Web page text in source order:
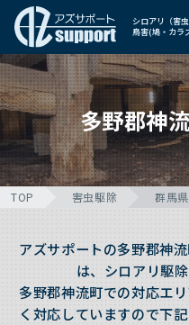
シロアリ（害
鳥害(鳩・カラ
多野郡神
TOP 害虫駆除 群馬
アズサポートの多野郡神
は、シロアリ駆
多野郡神流町での対応エ
く対応していますので下